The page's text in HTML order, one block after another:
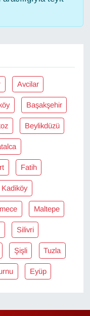
Avcilar
Başakşehir
Beylikdüzü
Fatih
Kadiköy
Maltepe
Silivri
Şişli Tuzla
Eyüp